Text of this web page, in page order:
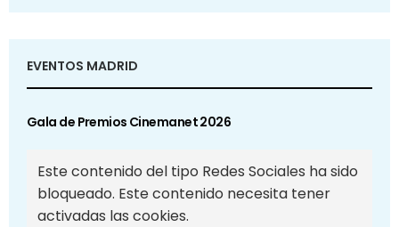
EVENTOS MADRID
Gala de Premios Cinemanet 2026
Este contenido del tipo Redes Sociales ha sido
bloqueado. Este contenido necesita tener
activadas las cookies.